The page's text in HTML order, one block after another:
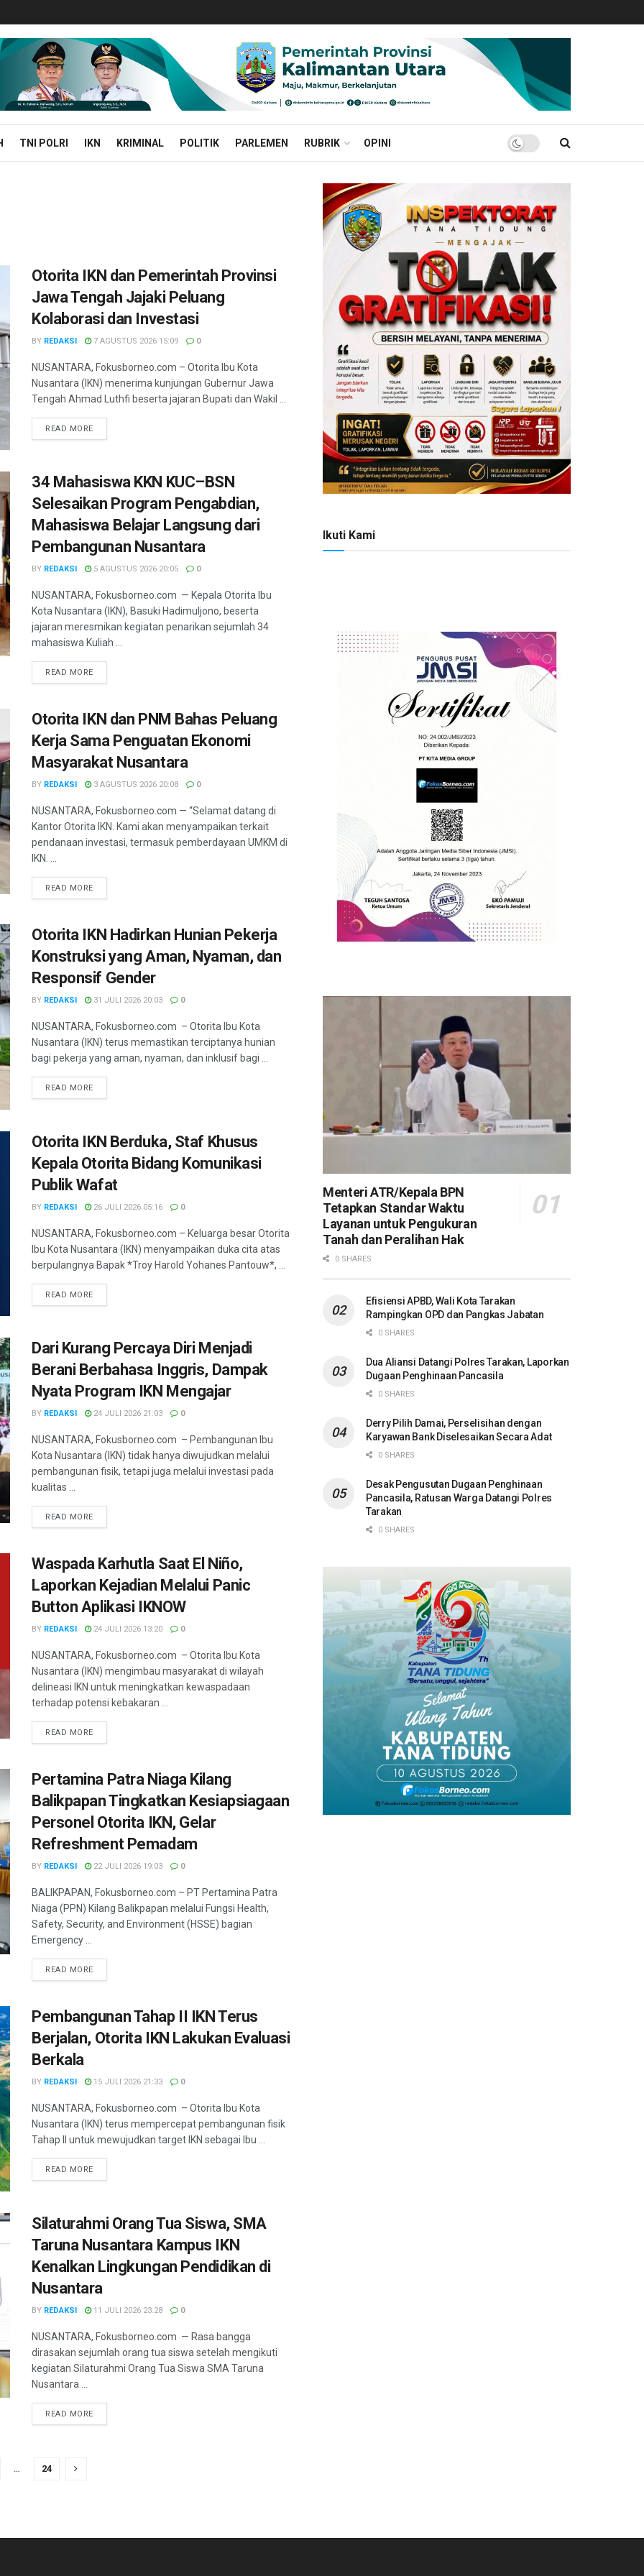
TNI POLRI IKN KRIMINAL POLITIK PARLEMEN RUBRIK OPINI
Otorita IKN dan Pemerintah Provinsi
Jawa Tengah Jajaki Peluang
Kolaborasi dan Investasi
BY REDAKSI 7 AGUSTUS 2026 15:09 0
NUSANTARA, Fokusborneo.com – Otorita Ibu Kota
Nusantara (IKN) menerima kunjungan Gubernur Jawa
Tengah Ahmad Luthfi beserta jajaran Bupati dan Wakil ...
READ MOREDETAILS
34 Mahasiswa KKN KUC–BSN
Selesaikan Program Pengabdian,
Mahasiswa Belajar Langsung dari
Pembangunan Nusantara
BY REDAKSI 5 AGUSTUS 2026 20:05 0
NUSANTARA, Fokusborneo.com — Kepala Otorita Ibu
Kota Nusantara (IKN), Basuki Hadimuljono, beserta
jajaran meresmikan kegiatan penarikan sejumlah 34
mahasiswa Kuliah ...
READ MOREDETAILS
Otorita IKN dan PNM Bahas Peluang
Kerja Sama Penguatan Ekonomi
Masyarakat Nusantara
BY REDAKSI 3 AGUSTUS 2026 20:08 0
NUSANTARA, Fokusborneo.com — “Selamat datang di
Kantor Otorita IKN. Kami akan menyampaikan terkait
pendanaan investasi, termasuk pemberdayaan UMKM di
IKN. ...
READ MOREDETAILS
Otorita IKN Hadirkan Hunian Pekerja
Konstruksi yang Aman, Nyaman, dan
Responsif Gender
BY REDAKSI 31 JULI 2026 20:03 0
NUSANTARA, Fokusborneo.com – Otorita Ibu Kota
Nusantara (IKN) terus memastikan terciptanya hunian
bagi pekerja yang aman, nyaman, dan inklusif bagi ...
READ MOREDETAILS
Otorita IKN Berduka, Staf Khusus
Kepala Otorita Bidang Komunikasi
Publik Wafat
BY REDAKSI 26 JULI 2026 05:16 0
NUSANTARA, Fokusborneo.com – Keluarga besar Otorita
Ibu Kota Nusantara (IKN) menyampaikan duka cita atas
berpulangnya Bapak *Troy Harold Yohanes Pantouw*, ...
READ MOREDETAILS
Dari Kurang Percaya Diri Menjadi
Berani Berbahasa Inggris, Dampak
Nyata Program IKN Mengajar
BY REDAKSI 24 JULI 2026 21:03 0
NUSANTARA, Fokusborneo.com – Pembangunan Ibu
Kota Nusantara (IKN) tidak hanya diwujudkan melalui
pembangunan fisik, tetapi juga melalui investasi pada
kualitas ...
READ MOREDETAILS
Waspada Karhutla Saat El Niño,
Laporkan Kejadian Melalui Panic
Button Aplikasi IKNOW
BY REDAKSI 24 JULI 2026 13:20 0
NUSANTARA, Fokusborneo.com – Otorita Ibu Kota
Nusantara (IKN) mengimbau masyarakat di wilayah
delineasi IKN untuk meningkatkan kewaspadaan
terhadap potensi kebakaran ...
READ MOREDETAILS
Pertamina Patra Niaga Kilang
Balikpapan Tingkatkan Kesiapsiagaan
Personel Otorita IKN, Gelar
Refreshment Pemadam
BY REDAKSI 22 JULI 2026 19:03 0
BALIKPAPAN, Fokusborneo.com – PT Pertamina Patra
Niaga (PPN) Kilang Balikpapan melalui Fungsi Health,
Safety, Security, and Environment (HSSE) bagian
Emergency ...
READ MOREDETAILS
Pembangunan Tahap II IKN Terus
Berjalan, Otorita IKN Lakukan Evaluasi
Berkala
BY REDAKSI 15 JULI 2026 21:33 0
NUSANTARA, Fokusborneo.com – Otorita Ibu Kota
Nusantara (IKN) terus mempercepat pembangunan fisik
Tahap II untuk mewujudkan target IKN sebagai Ibu ...
READ MOREDETAILS
Silaturahmi Orang Tua Siswa, SMA
Taruna Nusantara Kampus IKN
Kenalkan Lingkungan Pendidikan di
Nusantara
BY REDAKSI 11 JULI 2026 23:28 0
NUSANTARA, Fokusborneo.com — Rasa bangga
dirasakan sejumlah orang tua siswa setelah mengikuti
kegiatan Silaturahmi Orang Tua Siswa SMA Taruna
Nusantara ...
READ MOREDETAILS
24
Ikuti Kami
Menteri ATR/Kepala BPN
Tetapkan Standar Waktu
Layanan untuk Pengukuran
Tanah dan Peralihan Hak
0 SHARES
Efisiensi APBD, Wali Kota Tarakan
Rampingkan OPD dan Pangkas Jabatan
0 SHARES
Dua Aliansi Datangi Polres Tarakan, Laporkan
Dugaan Penghinaan Pancasila
0 SHARES
Derry Pilih Damai, Perselisihan dengan
Karyawan Bank Diselesaikan Secara Adat
0 SHARES
Desak Pengusutan Dugaan Penghinaan
Pancasila, Ratusan Warga Datangi Polres
Tarakan
0 SHARES